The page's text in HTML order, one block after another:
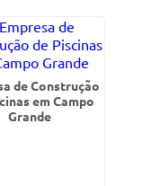
de Construção
em Campo
Grande